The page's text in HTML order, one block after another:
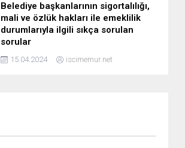
Belediye başkanlarının sigortalılığı,
mali ve özlük hakları ile emeklilik
durumlarıyla ilgili sıkça sorulan
sorular
15.04.2024 iscimemur.net